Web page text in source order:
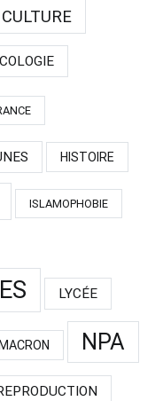
CULTURE
HISTOIRE
ISLAMOPHOBIE
LYCÉE
MACRON NPA